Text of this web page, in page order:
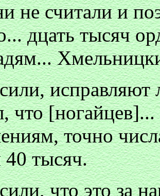
не считали и
дцать тысяч
исправляют
что
точно
40 тысяч.
что это за